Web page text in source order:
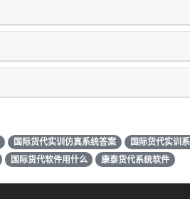
国际货代实训仿真系统答案 国际货代实训
国际货代软件用什么 康泰货代系统软件